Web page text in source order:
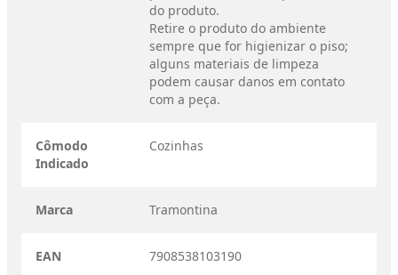
do produto.
Retire o produto do ambiente
sempre que for higienizar o piso;
alguns materiais de limpeza
podem causar danos em contato
com a peça.
Cômodo
Indicado
Cozinhas
Marca Tramontina
EAN 7908538103190